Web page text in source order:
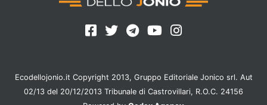
Ecodellojonio.it Copyright 2013, Gruppo Editoriale Jonico srl. Aut
02/13 del 20/12/2013 Tribunale di Castrovillari, R.O.C. 24156